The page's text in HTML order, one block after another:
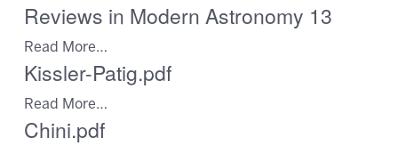
Reviews in Modern Astronomy 13
Read More…
Kissler-Patig.pdf
Read More…
Chini.pdf